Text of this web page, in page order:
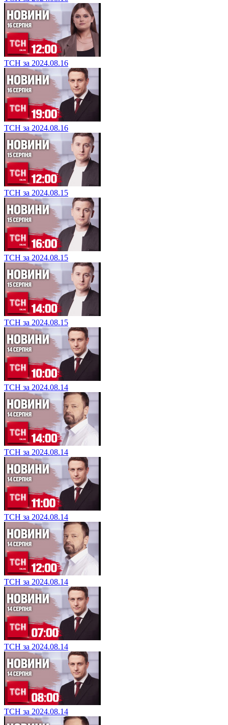
ТСН за 2024.08.16
ТСН за 2024.08.16
ТСН за 2024.08.15
ТСН за 2024.08.15
ТСН за 2024.08.15
ТСН за 2024.08.14
ТСН за 2024.08.14
ТСН за 2024.08.14
ТСН за 2024.08.14
ТСН за 2024.08.14
ТСН за 2024.08.14